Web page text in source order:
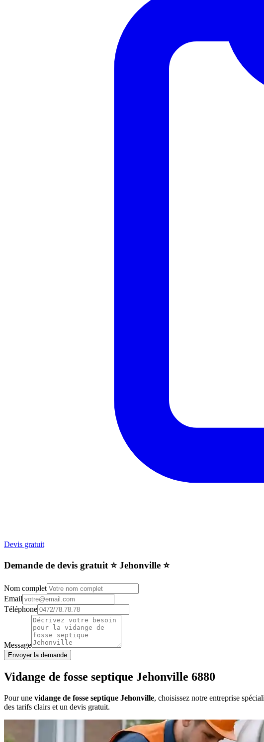
Devis gratuit
Demande de devis gratuit ⭐️ Jehonville ⭐️
Nom complet
Email
Téléphone
Message
Envoyer la demande
Vidange de fosse septique Jehonville 6880
Pour une vidange de fosse septique Jehonville, choisissez notre entreprise
des tarifs clairs et un devis gratuit.